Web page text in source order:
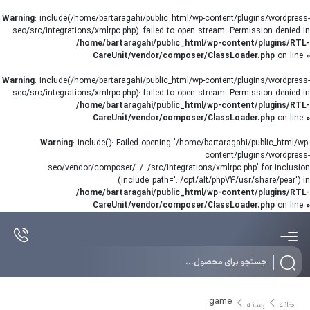
Warning: include(/home/bartaragahi/public_html/wp-content/plugins/wordpress-
seo/src/integrations/xmlrpc.php): failed to open stream: Permission denied in
/home/bartaragahi/public_html/wp-content/plugins/RTL-
CareUnit/vendor/composer/ClassLoader.php on line 0
Warning: include(/home/bartaragahi/public_html/wp-content/plugins/wordpress-
seo/src/integrations/xmlrpc.php): failed to open stream: Permission denied in
/home/bartaragahi/public_html/wp-content/plugins/RTL-
CareUnit/vendor/composer/ClassLoader.php on line 0
Warning: include(): Failed opening '/home/bartaragahi/public_html/wp-
content/plugins/wordpress-
seo/vendor/composer/../../src/integrations/xmlrpc.php' for inclusion
(include_path='.:/opt/alt/php74/usr/share/pear') in
/home/bartaragahi/public_html/wp-content/plugins/RTL-
CareUnit/vendor/composer/ClassLoader.php on line 0
خانه رسانه game